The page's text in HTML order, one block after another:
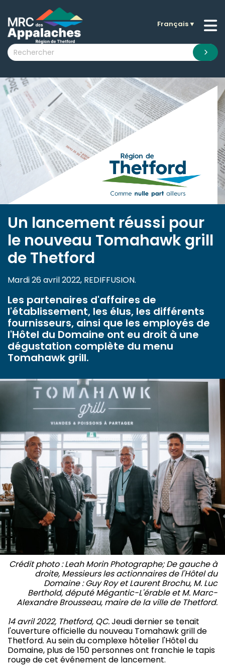
submenu (La MRC )
submenu (Citoyens )
submenu (Visiteurs )
submenu (Nouvelles )
submenu (Documentation )
Français▼
Un lancement réussi pour
le nouveau Tomahawk grill
de Thetford
Mardi 26 avril 2022, REDIFFUSION.
Les partenaires d'affaires de
l'établissement, les élus, les différents
fournisseurs, ainsi que les employés de
l'Hôtel du Domaine ont eu droit à une
dégustation complète du menu
Tomahawk grill.
Crédit photo : Leah Morin Photographe; De gauche à
droite, Messieurs les actionnaires de l'Hôtel du
Domaine : Guy Roy et Laurent Brochu, M. Luc
Berthold, député Mégantic-L'érable et M. Marc-
Alexandre Brousseau, maire de la ville de Thetford.
14 avril 2022, Thetford, QC.Jeudi dernier se tenait
l'ouverture officielle du nouveau Tomahawk grill de
Thetford. Au sein du complexe hôtelier l'Hôtel du
Domaine, plus de 150 personnes ont franchie le tapis
rouge de cet événement de lancement.